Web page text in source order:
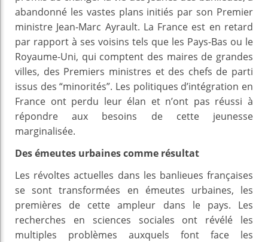
abandonné les vastes plans initiés par son Premier
ministre Jean-Marc Ayrault. La France est en retard
par rapport à ses voisins tels que les Pays-Bas ou le
Royaume-Uni, qui comptent des maires de grandes
villes, des Premiers ministres et des chefs de parti
issus des “minorités”. Les politiques d’intégration en
France ont perdu leur élan et n’ont pas réussi à
répondre aux besoins de cette jeunesse
marginalisée.
Des émeutes urbaines comme résultat
Les révoltes actuelles dans les banlieues françaises
se sont transformées en émeutes urbaines, les
premières de cette ampleur dans le pays. Les
recherches en sciences sociales ont révélé les
multiples problèmes auxquels font face les